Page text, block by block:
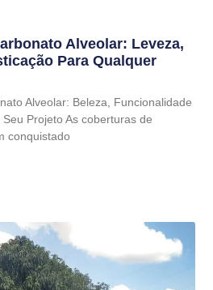
Alveolar: Leveza,
Para Qualquer
Alveolar: Beleza, Funcionalidade
Projeto As coberturas de
conquistado